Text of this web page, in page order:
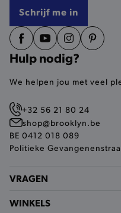
Schrijf me in
Hulp nodig?
We helpen jou met veel
+32 56 21 80 24
shop@brooklyn.be
BE 0412 018 089
Politieke
VRAGEN
WINKELS
pickupStoreVal
pickupAddress
product-out-of-